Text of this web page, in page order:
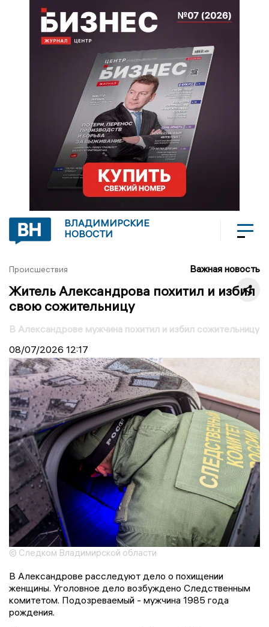
ВЛАДИМИРСКИЕ
НОВОСТИ
Происшествия Важная новость
Житель Александрова похитил и избил
свою сожительницу
В Александрове мужчина похитил и избил сожительницу
08/07/2026 12:17
© Следком Владимирской области
В Александрове расследуют дело о похищении
женщины. Уголовное дело возбуждено Следственным
комитетом. Подозреваемый - мужчина 1985 года
рождения.